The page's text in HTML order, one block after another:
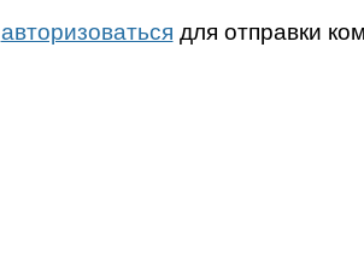
авторизоваться для отправки